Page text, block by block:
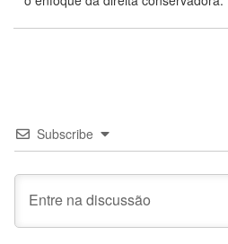
Subscribe